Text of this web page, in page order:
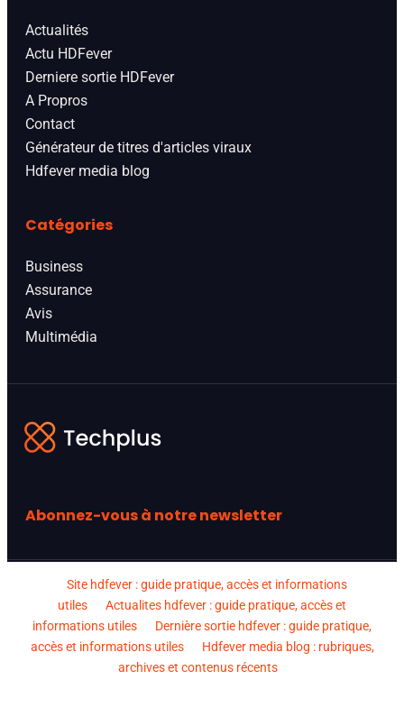
Actualités
Actu HDFever
Derniere sortie HDFever
A Propros
Contact
Générateur de titres d'articles viraux
Hdfever media blog
Catégories
Business
Assurance
Avis
Multimédia
Abonnez-vous à notre newsletter
Site hdfever : guide pratique, accès et informations
utiles
Actualites hdfever : guide pratique, accès et
informations utiles
Dernière sortie hdfever : guide pratique,
accès et informations utiles
Hdfever media blog : rubriques,
archives et contenus récents